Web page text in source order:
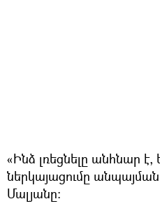
«Ինձ լռեցնելը անհնար է,
ներկայացումը անպայման
Մալյանը: